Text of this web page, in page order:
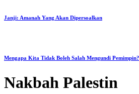
Janji: Amanah Yang Akan Dipersoalkan
Mengapa Kita Tidak Boleh Salah Mengundi Pemimpin?
Nakbah Palestin